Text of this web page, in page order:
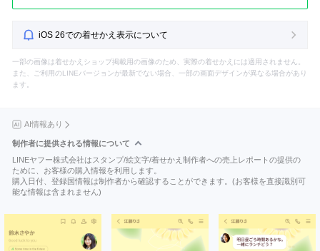
iOS 26での着せかえ表示について
一部の画像は着せかえショップ掲載用の画像のため、実際の着せかえには適用されません。
また、ご利用のLINEバージョンが最新でない場合、一部の画面デザインが異なる場合があり
ます。
AI情報あり
制作者に提供される情報について
LINEヤフー株式会社はスタンプ/絵文字/着せかえ制作者への売上レポートの提供の
ために、お客様の購入情報を利用します。
購入日付、登録国情報は制作者から確認することができます。(お客様を直接識別可
能な情報は含まれません)